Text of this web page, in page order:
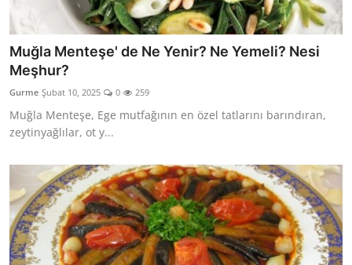
Muğla Menteşe' de Ne Yenir? Ne Yemeli? Nesi
Meşhur?
Gurme Şubat 10, 2025 0 259
Muğla Menteşe, Ege mutfağının en özel tatlarını barındıran,
zeytinyağlılar, ot y...